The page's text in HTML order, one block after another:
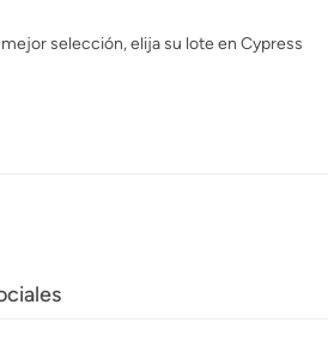
selección, elija su lote en Cypress